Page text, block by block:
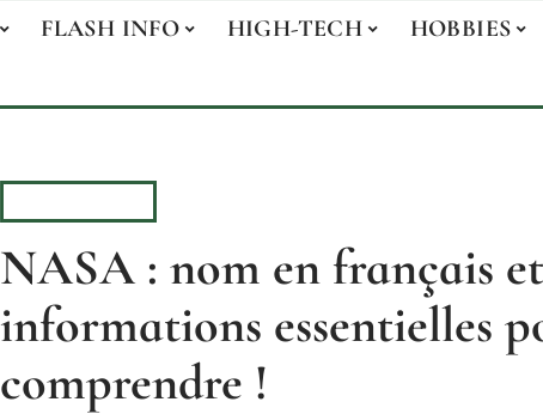
FLASH INFO HIGH-TECH HOBBIES
NASA : nom en français et
informations essentielles
comprendre !